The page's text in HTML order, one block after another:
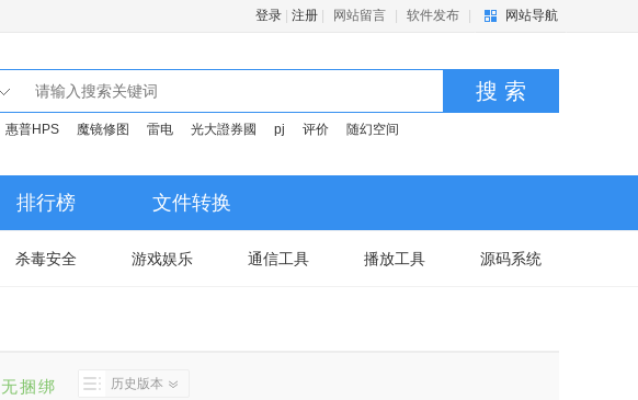
登录 注册 网站留言 软件发布 网站导航
搜 索
惠普HPS 魔镜修图 雷电 光大證券國 pj 评价 随幻空间
排行榜 文件转换
杀毒安全 游戏娱乐 通信工具 播放工具 源码系统
无捆绑 历史版本